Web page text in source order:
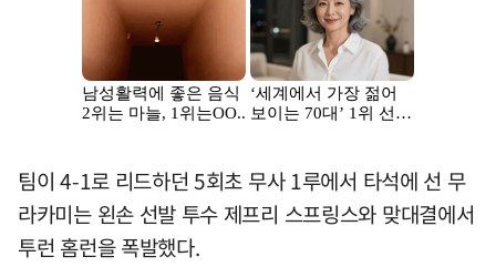
팀이 4-1로 리드하던 5회초 무사 1루에서 타석에 선 무
라카미는 왼손 선발 투수 제프리 스프링스와 맞대결에서
투런 홈런을 폭발했다.